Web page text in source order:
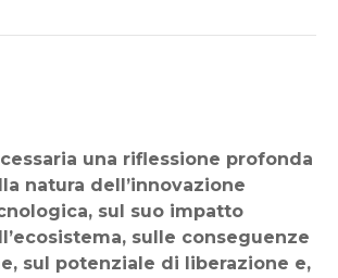
natura dell’innovazione
sul suo impatto
sulle conseguenze
sul potenziale di liberazione e,